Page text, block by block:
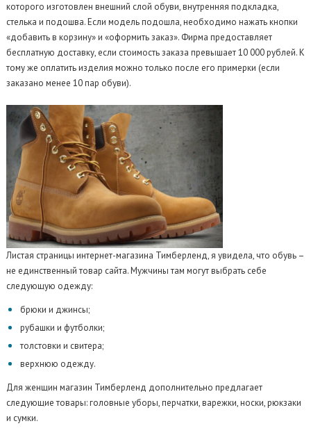
которого изготовлен внешний слой обуви, внутренняя подкладка,
стелька и подошва. Если модель подошла, необходимо нажать кнопки
«добавить в корзину» и «оформить заказ». Фирма предоставляет
бесплатную доставку, если стоимость заказа превышает 10 000 рублей. К
тому же оплатить изделия можно только после его примерки (если
заказано менее 10 пар обуви).
Листая страницы интернет-магазина Тимберленд, я увидела, что обувь –
не единственный товар сайта. Мужчины там могут выбрать себе
следующую одежду:
брюки и джинсы;
рубашки и футболки;
толстовки и свитера;
верхнюю одежду.
Для женщин магазин Тимберленд дополнительно предлагает
следующие товары: головные уборы, перчатки, варежки, носки, рюкзаки
и сумки.